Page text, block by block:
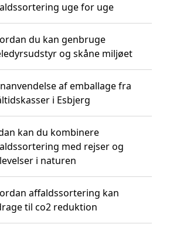
uge for uge
du kan genbruge
og skåne miljøet
af emballage fra
i Esbjerg
kan du kombinere
med rejser og
i naturen
affaldssortering kan
til co2 reduktion